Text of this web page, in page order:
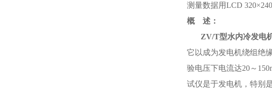
测量数据用LCD
概 述：
ZV/T型水内冷发电
它以成为发电机绕组绝
验电压下电流达20～
试仪是于发电机，特别